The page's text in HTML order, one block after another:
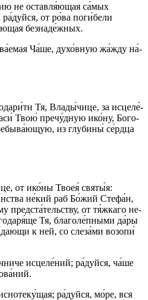
не оставля́ющая са́мых
от ро́ва по­ги́­бе­ли
безнаде́жных.
Ча́ше, духо́вную жа́жду на́­
Тя, Вла­ды́­чи­це, за ис­це­ле́­
Твою́ пречу́дную ико́­ну, Бо­го­
из глу­би­ны́ се́рд­ца
от ико́­ны Твоея́ свя­ты́я:
не́кий раб Бо́­жий Стефа́н,
предста́тельству, от тя́жкаго не­
Тя, благоле́пными да́ры
к ней, со сле­за́­ми возо­пи́
ис­це­ле́­ний; ра́­дуй­ся, ча́ше
ра́­дуй­ся, мо́ре, вся